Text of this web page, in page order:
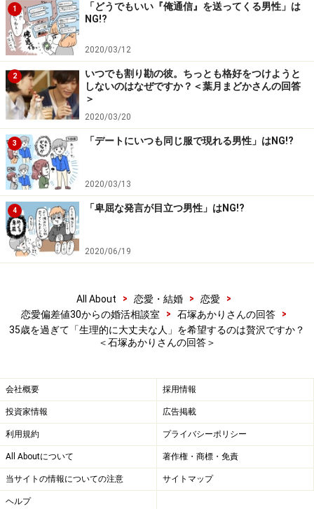
「恋愛下手」「自信がない」方のサポートが得意。成婚
者の95%が1年以内の成婚を叶える。
＞＞詳しいプロフィール・連絡先はこちら
生理的に受け付ける幅の狭い人の5つのタイ
プ
最初に結論を申し上げると、「生理的に受け付けない人
とは結婚は無理」です。生理的に受け付ける方と結婚し
ましょう。
しかしながら「生理的に受け付ける」範囲がすごく狭い
てはまる、と思いますか？
恋愛観が幼稚で、人を中身で判断しようとしない。
親から「男は汚い、危ない」と男女交際について危
険性を刷り込まれた
女子校、姉妹、一人っ子など、思春期に男性と協力
して何かを成し遂げた経験がない
自己肯定感が非常に低く、「イケてる」男性と交際
1
「どうでもいい『俺通信』を送ってくる男性」は
NG!?
2020/03/12
2
いつでも割り勘の彼。ちっとも格好をつけようと
しないのはなぜですか？＜葉月まどかさんの回答
＞
2020/03/20
3 「デートにいつも同じ服で現れる男性」はNG!?
2020/03/13
4 「卑屈な発言が目立つ男性」はNG!?
2020/06/19
All About > 恋愛・結婚 > 恋愛
>
恋愛偏差値30からの婚活相談室
> 石塚あかりさんの回答
>
35歳を過ぎて「生理的に大丈夫な人」を希望するのは贅沢ですか？
＜石塚あかりさんの回答＞
会社概要 採用情報
投資家情報 広告掲載
利用規約 プライバシーポリシー
All Aboutについて 著作権・商標・免責
当サイトの情報についての注意 サイトマップ
ヘルプ